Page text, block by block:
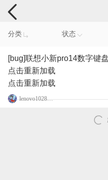
电脑反馈
分类 状态
[bug]联想小新pro14数字键
点击重新加载
点击重新加载
lenovo102853686